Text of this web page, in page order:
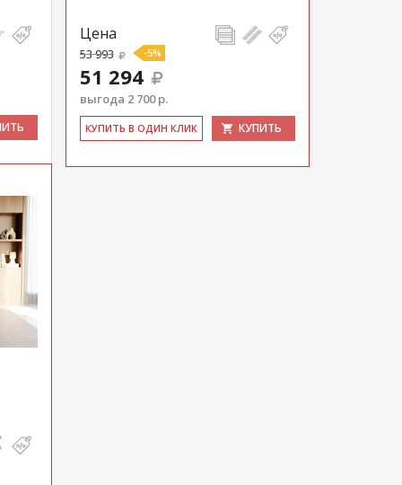
Цена
53 993 -5%
51 294
выгода 2 700 р.
КУ­ПИТЬ В ОДИН КЛИК КУПИТЬ